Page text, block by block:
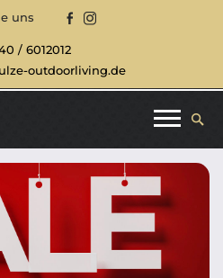
uns
/ 6012012
outdoorliving.de